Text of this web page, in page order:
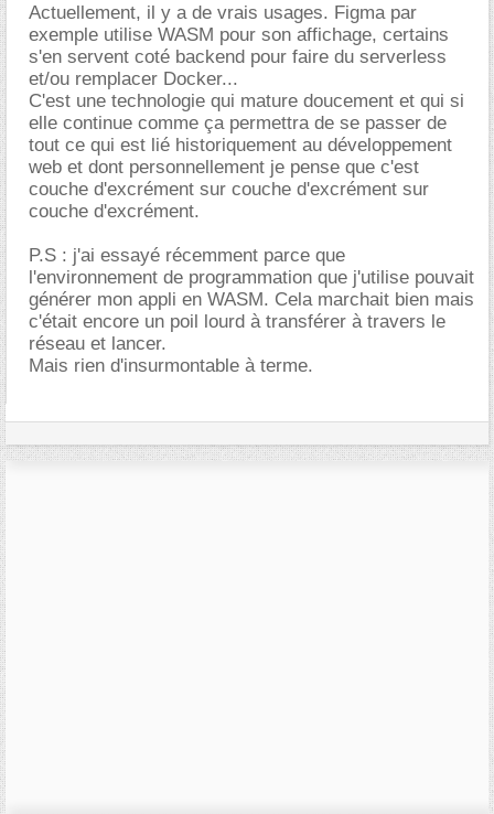
Actuellement, il y a de vrais usages. Figma par
exemple utilise WASM pour son affichage, certains
s'en servent coté backend pour faire du serverless
et/ou remplacer Docker...
C'est une technologie qui mature doucement et qui si
elle continue comme ça permettra de se passer de
tout ce qui est lié historiquement au développement
web et dont personnellement je pense que c'est
couche d'excrément sur couche d'excrément sur
couche d'excrément.
P.S : j'ai essayé récemment parce que
l'environnement de programmation que j'utilise pouvait
générer mon appli en WASM. Cela marchait bien mais
c'était encore un poil lourd à transférer à travers le
réseau et lancer.
Mais rien d'insurmontable à terme.